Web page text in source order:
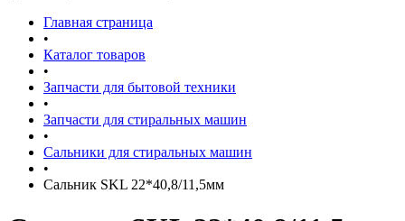
Главная страница
•
Каталог товаров
•
Запчасти для бытовой техники
•
Запчасти для стиральных машин
•
Сальники для стиральных машин
•
Сальник SKL 22*40,8/11,5мм